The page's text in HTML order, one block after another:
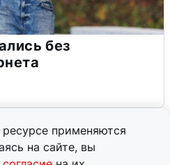
применяются
на сайте, вы
без